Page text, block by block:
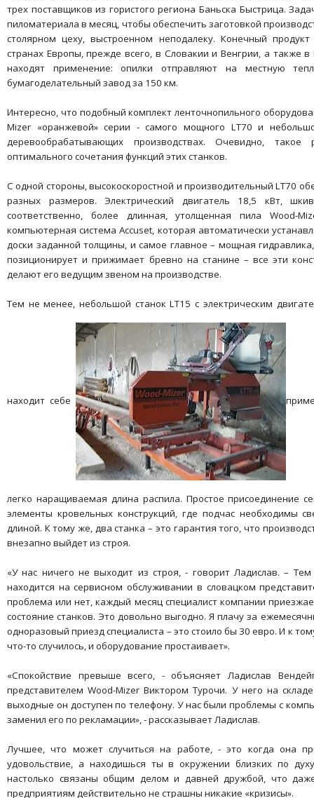
трех поставщиков из гористого региона Баньска Быстрица.
пиломатериала в месяц, чтобы обеспечить заготовкой
столярном цеху, выстроенном неподалеку. Конечный
странах Европы, прежде всего, в Словакии и Венгрии, а также
находят применение: опилки отправляют на местную
бумагоделательный завод за 150 км.
Интересно, что подобный комплект ленточнопильного
Mizer «оранжевой» серии - самого мощного LT70 и
деревообрабатывающих производствах. Очевидно,
оптимального сочетания функций этих станков.
С одной стороны, высокоскоростной и производительный LT70
разных размеров. Электрический двигатель 18,5 кВт,
соответственно, более длинная, утолщенная пила Wood-
компьютерная система Accuset, которая автоматически
доски заданной толщины, и самое главное – мощная
позиционирует и прижимает бревно на станине – все эти
делают его ведущим звеном на производстве.
Тем не менее, небольшой станок LT15 с электрическим
находит себе
легко наращиваемая длина распила. Простое присоединение
элементы кровельных конструкций, где подчас необходимы
длиной. К тому же, два станка – это гарантия того, что
внезапно выйдет из строя.
«У нас ничего не выходит из строя, - говорит Ладислав. –
находится на сервисном обслуживании в словацком
проблема или нет, каждый месяц специалист компании
состояние станков. Это довольно выгодно. Я плачу за
одноразовый приезд специалиста – это стоило бы 30 евро. И к
что-то случилось, и оборудование простаивает».
«Спокойствие превыше всего, - объясняет Ладислав
представителем Wood-Mizer Виктором Турочи. У него на
выходные он доступен по телефону. У нас были проблемы с
заменил его по рекламации», - рассказывает Ладислав.
Лучшее, что может случиться на работе, - это когда она
удовольствие, а находишься ты в окружении близких по
настолько связаны общим делом и давней дружбой, что
предприятиям действительно не страшны никакие «кризисы».